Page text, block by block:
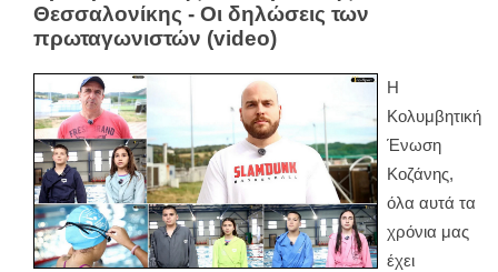
Θεσσαλονίκης - Οι δηλώσεις των
πρωταγωνιστών (video)
Η
Κολυμβητική
Ένωση
Κοζάνης,
όλα αυτά τα
χρόνια μας
έχει